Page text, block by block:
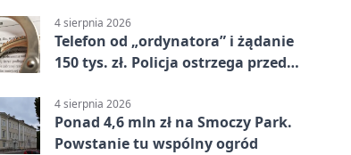
4 sierpnia 2026
Telefon od „ordynatora” i żądanie
150 tys. zł. Policja ostrzega przed
4 sierpnia 2026
Ponad 4,6 mln zł na Smoczy Park.
Powstanie tu wspólny ogród